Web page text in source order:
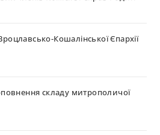
Кошалінської Єпархії
складу митрополичої